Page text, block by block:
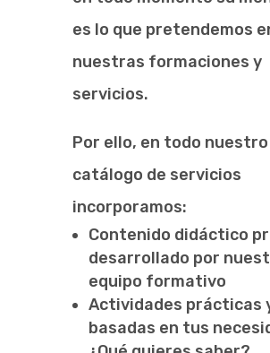
es lo que pretendemos
nuestras formaciones y
servicios.
Por ello, en todo nuestro
catálogo de servicios
incorporamos:
Contenido didáctico
desarrollado por
equipo formativo
Actividades prácticas
basadas en tus